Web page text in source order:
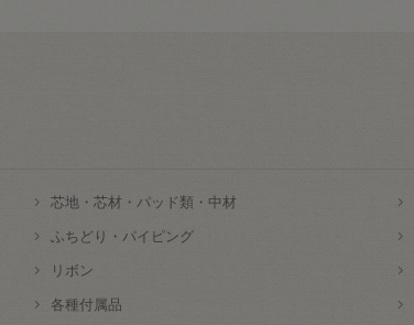
芯地・芯材・パッド類・中材
ふちどり・パイピング
リボン
各種付属品